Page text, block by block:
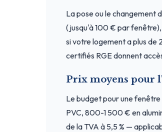
La pose ou le changement
(jusqu'à 100 € par fenêtre),
si votre logement a plus de
certifiés RGE donnent
Prix moyens pour
Le budget pour une
PVC, 800-1 500 € en
de la TVA à 5,5 % —